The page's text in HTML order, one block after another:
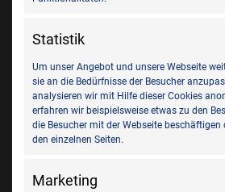
Kalkulation starten
Mit einem Klick auf „Kalkulation
Calculator und Sie können die
auswählen. Hier können Sie auch
aktualisieren. Diese Aktualisierung
Statistik
Um unser Angebot und unsere Webseite
sie an die Bedürfnisse der Besucher
analysieren wir mit Hilfe dieser Cookies
erfahren wir beispielsweise etwas zu den
die Besucher mit der Webseite
den einzelnen Seiten.
Marketing